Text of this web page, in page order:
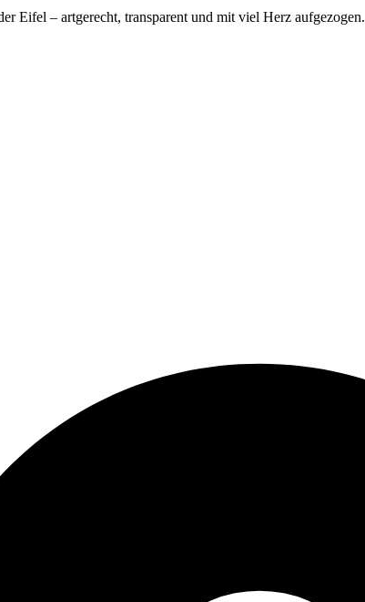
Eifel – artgerecht, transparent und mit viel Herz aufgezogen.